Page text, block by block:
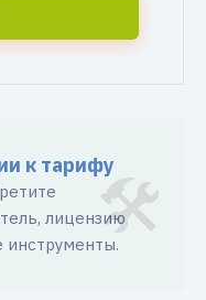
к тарифу
лицензию
инструменты.